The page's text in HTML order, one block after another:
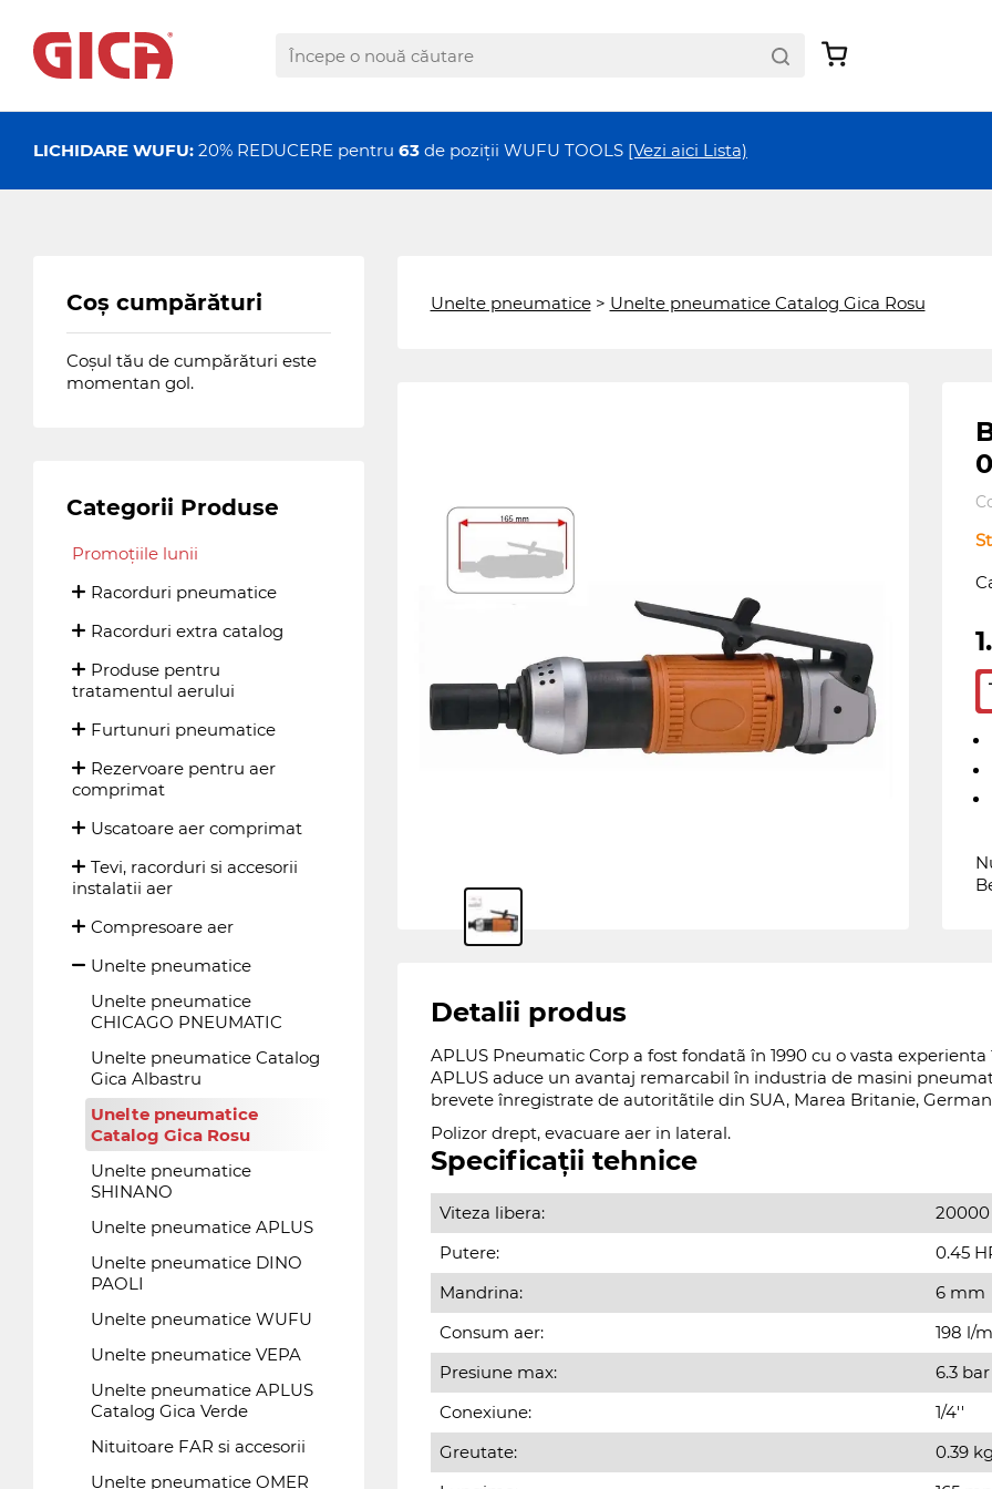
LICHIDARE WUFU: 20% REDUCERE pentru 63 de poziții WUFU TOOLS [Vezi aici Lista)
Coș cumpărături
Coșul tău de cumpărături este
momentan gol.
Categorii Produse
Promoțiile lunii
Racorduri pneumatice
Racorduri extra catalog
Produse pentru
tratamentul aerului
Furtunuri pneumatice
Rezervoare pentru aer
comprimat
Uscatoare aer comprimat
Tevi, racorduri si accesorii
instalatii aer
Compresoare aer
Unelte pneumatice
Unelte pneumatice
CHICAGO PNEUMATIC
Unelte pneumatice Catalog
Gica Albastru
Unelte pneumatice
Catalog Gica Rosu
Unelte pneumatice
SHINANO
Unelte pneumatice APLUS
Unelte pneumatice DINO
PAOLI
Unelte pneumatice WUFU
Unelte pneumatice VEPA
Unelte pneumatice APLUS
Catalog Gica Verde
Nituitoare FAR si accesorii
Unelte pneumatice OMER
Unelte pneumatice > Unelte pneumatice Catalog Gica Rosu
Detalii produs
APLUS Pneumatic Corp a fost fondatã în 1990 cu o vasta
APLUS aduce un avantaj remarcabil în industria de masini
brevete înregistrate de autoritãtile din SUA, Marea Britanie,
Polizor drept, evacuare aer in lateral.
Specificații tehnice
Viteza libera:
Putere:
0.45
Mandrina:
6 mm
Consum aer:
198 l/
Presiune max:
6.3 bar
Conexiune:
1/4''
Greutate:
0.39